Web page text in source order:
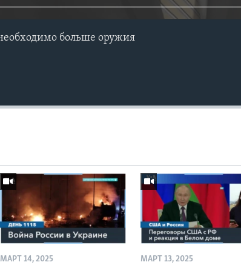
больше оружия
МАРТ 14, 2025 МАРТ 13, 2025